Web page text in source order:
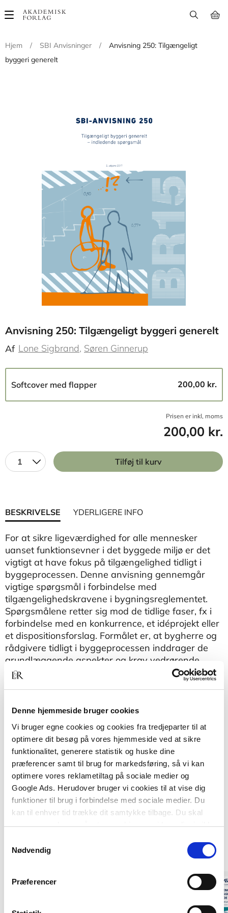
Denne hjemmeside bruger cookies
Vi bruger egne cookies og cookies fra tredjeparter til at
optimere dit besøg på vores hjemmeside ved at sikre
funktionalitet, generere statistik og huske dine
præferencer samt til brug for markedsføring, så vi kan
optimere vores reklametiltag på sociale medier og
Google Ads. Herudover bruger vi cookies til at vise dig
funktioner til brug i forbindelse med sociale medier. Du
kan til enhver tid trække dit samtykke tilbage. Du skal
være opmærksom på, at vores hjemmeside muligvis ikke
tilbagetrækker et samtykke.
Nødvendig
Præferencer
Main
Hjem
/ SBI Anvisninger /
Anvisning 250: Tilgængeligt
byggeri generelt
Anvisning 250: Tilgængeligt byggeri generelt
Af Lone Sigbrand Søren Ginnerup
Softcover med flapper 200,00 kr.
Prisen er inkl, moms
200,00 kr.
1 Tilføj til kurv
BESKRIVELSE YDERLIGERE INFO
​For at sikre ligeværdighed for alle mennesker
uanset funktionsevner i det byggede miljø er det
vigtigt at have fokus på tilgængelighed tidligt i
byggeprocessen. Denne anvisning gennemgår
vigtige spørgsmål i forbindelse med
tilgængelighedskravene i bygningsreglementet.
Spørgsmålene retter sig mod de tidlige faser, fx i
forbindelse med en konkurrence, et idéprojekt eller
et dispositionsforslag. Formålet er, at bygherre og
rådgivere tidligt i byggeprocessen inddrager de
grundlæggende aspekter og krav vedrørende
tilgængelighed for personer med
funktionsnedsættelser. Anvisningen omhandler
er boliger.
Af samme forfatter